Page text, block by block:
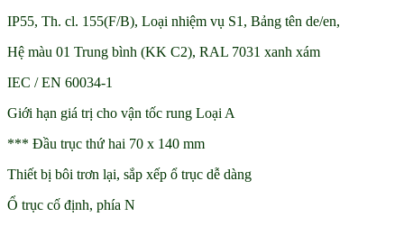
IP55, Th. cl. 155(F/B), Loại nhiệm vụ S1, Bảng tên de/en,
Hệ màu 01 Trung bình (KK C2), RAL 7031 xanh xám
IEC / EN 60034-1
Giới hạn giá trị cho vận tốc rung Loại A
*** Đầu trục thứ hai 70 x 140 mm
Thiết bị bôi trơn lại, sắp xếp ổ trục dễ dàng
Ổ trục cố định, phía N